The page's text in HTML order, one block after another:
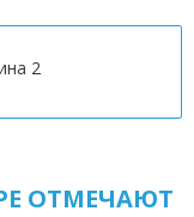
2
ОТМЕЧАЮТ